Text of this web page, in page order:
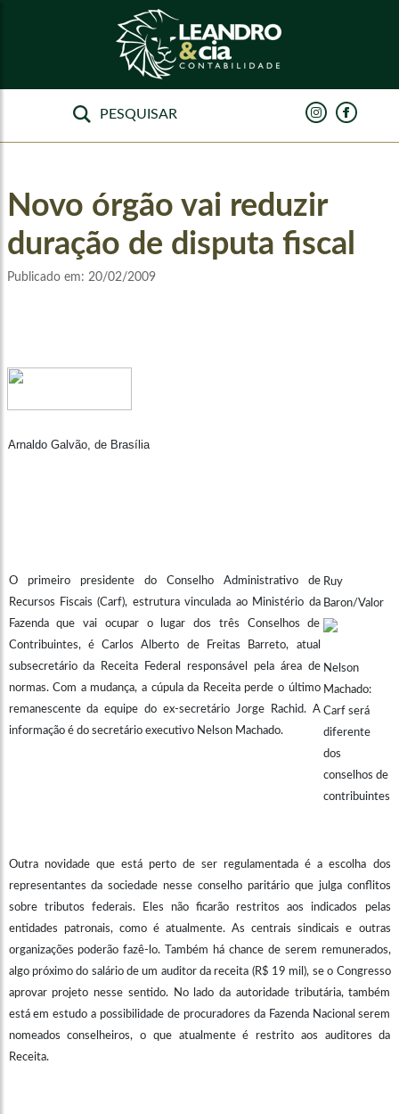
Novo órgão vai reduzir
duração de disputa fiscal
Publicado em: 20/02/2009
Arnaldo Galvão, de Brasília
O primeiro presidente do Conselho Administrativo de
Recursos Fiscais (Carf), estrutura vinculada ao Ministério da
Fazenda que vai ocupar o lugar dos três Conselhos de
Contribuintes, é Carlos Alberto de Freitas Barreto, atual
subsecretário da Receita Federal responsável pela área de
normas. Com a mudança, a cúpula da Receita perde o último
remanescente da equipe do ex-secretário Jorge Rachid. A
informação é do secretário executivo Nelson Machado.
Ruy
Baron/Valor
Nelson
Machado:
Carf será
diferente
dos
conselhos de
contribuintes
Outra novidade que está perto de ser regulamentada é a escolha dos
representantes da sociedade nesse conselho paritário que julga conflitos
sobre tributos federais. Eles não ficarão restritos aos indicados pelas
entidades patronais, como é atualmente. As centrais sindicais e outras
organizações poderão fazê-lo. Também há chance de serem remunerados,
algo próximo do salário de um auditor da receita (R$ 19 mil), se o Congresso
aprovar projeto nesse sentido. No lado da autoridade tributária, também
está em estudo a possibilidade de procuradores da Fazenda Nacional serem
nomeados conselheiros, o que atualmente é restrito aos auditores da
Receita.